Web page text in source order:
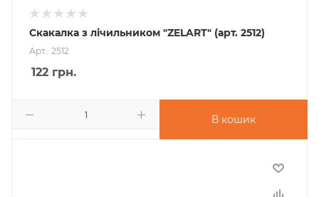
Скакалка з лічильником "ZELART" (арт. 2512)
Арт.: 2512
122 грн.
В кошик